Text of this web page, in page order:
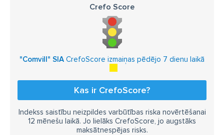
Crefo Score
"Comvill" SIA CrefoScore izmaiņas pēdējo 7 dienu laikā
Kas ir CrefoScore?
Indekss saistību neizpildes varbūtības riska novērtēšanai
12 mēnešu laikā. Jo lielāks CrefoScore, jo augstāks
maksātnespējas risks.